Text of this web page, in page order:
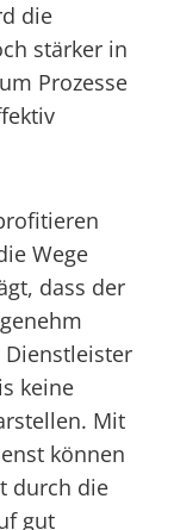
die
stärker in
Prozesse
Wege
dass der
Dienstleister
keine
Mit
können
durch die
gut